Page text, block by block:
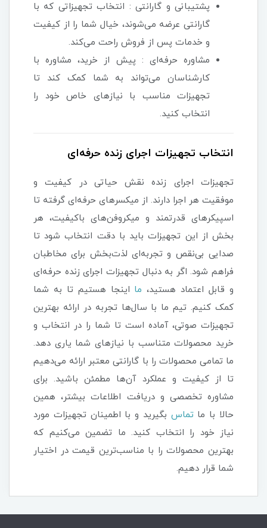
پشتیبانی و گارانتی : انتخاب تجهیزاتی که با
گارانتی عرضه می‌شوند، خیال شما را از کیفیت
و خدمات پس از فروش راحت می‌کند.
مشاوره حرفه‌ای : پیش از خرید، مشاوره با
کارشناسان می‌تواند به شما کمک کند تا
تجهیزات مناسب با نیازهای خاص خود را
انتخاب کنید.
انتخاب تجهیزات اجرای زنده حرفه‌ای
تجهیزات اجرای زنده نقش حیاتی در کیفیت و
موفقیت هر اجرا دارند. از میکسرهای حرفه‌ای گرفته تا
اسپیکرهای قدرتمند و میکروفن‌های باکیفیت، هر
بخش از این تجهیزات باید با دقت انتخاب شود تا
صدایی بی‌نقص و تجربه‌ای لذت‌بخش برای مخاطبان
فراهم شود. اگر به دنبال تجهیزات اجرای زنده حرفه‌ای
و قابل اعتماد هستید، ما اینجا هستیم تا به شما
کمک کنیم. تیم ما با سال‌ها تجربه در ارائه بهترین
تجهیزات صوتی، آماده است تا شما را در انتخاب و
خرید محصولات متناسب با نیازهای شما یاری دهد.
ما تمامی محصولات را با گارانتی معتبر ارائه می‌دهیم
تا از کیفیت و عملکرد آن‌ها مطمئن باشید. برای
مشاوره تخصصی و دریافت اطلاعات بیشتر، همین
حالا با ماتماس بگیرید و با اطمینان تجهیزات مورد
نیاز خود را انتخاب کنید. ما تضمین می‌کنیم که
بهترین محصولات را با مناسب‌ترین قیمت در اختیار
شما قرار دهیم.